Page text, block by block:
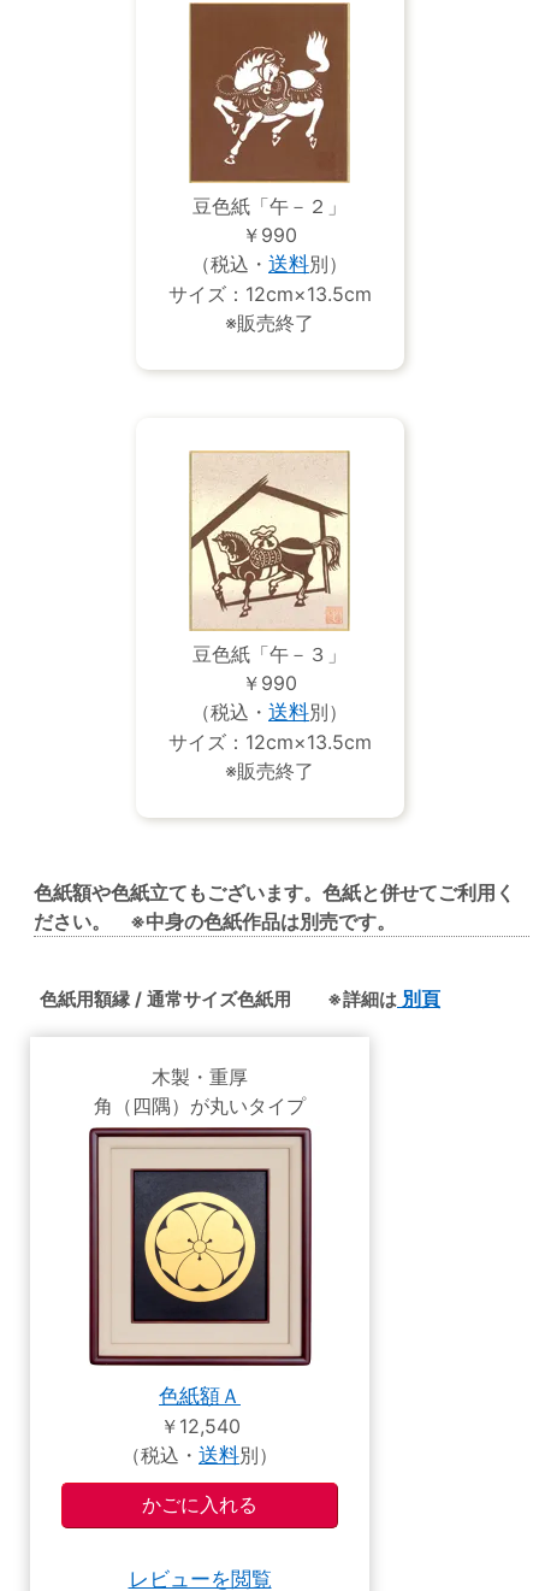
豆色紙「午－２」
￥990
（税込・ 送料別）
サイズ：12cm×13.5cm
※販売終了
豆色紙「午－３」
￥990
（税込・ 送料別）
サイズ：12cm×13.5cm
※販売終了
色紙額や色紙立てもございます。色紙と併せてご利用く
ださい。 ※中身の色紙作品は別売です。
色紙用額縁 / 通常サイズ色紙用 ※詳細は 別頁
木製・重厚
角（四隅）が丸いタイプ
色紙額Ａ
￥12,540
（税込・ 送料別）
レビューを閲覧